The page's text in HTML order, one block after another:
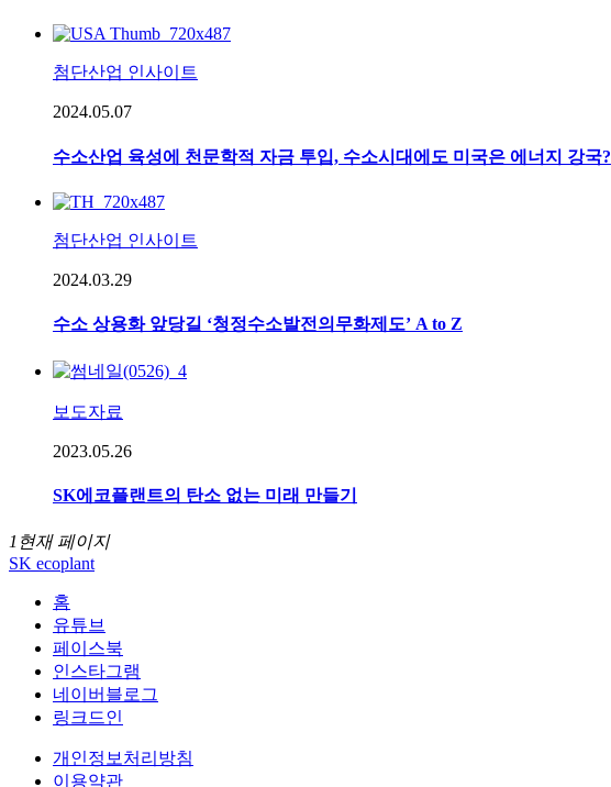
첨단산업 인사이트
2024.05.07
수소산업 육성에 천문학적 자금 투입, 수소시대에도 미국은 에너지 강국?
첨단산업 인사이트
2024.03.29
수소 상용화 앞당길 ‘청정수소발전의무화제도’ A to Z
보도자료
2023.05.26
SK에코플랜트의 탄소 없는 미래 만들기
1 현재 페이지
SK ecoplant
홈
유튜브
페이스북
인스타그램
네이버블로그
링크드인
개인정보처리방침
이용약관